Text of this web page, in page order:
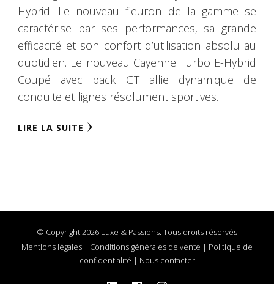
Hybrid. Le nouveau fleuron de la gamme se
caractérise par ses performances, sa grande
efficacité et son confort d’utilisation absolu au
quotidien. Le nouveau Cayenne Turbo E-Hybrid
Coupé avec pack GT allie dynamique de
conduite et lignes résolument sportives.
LIRE LA SUITE
© Copyright 2026 Luxe & Passions. Tous droits réservés
Mentions légales | Conditions générales de vente | Politique de
confidentialité | Nous contacter